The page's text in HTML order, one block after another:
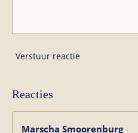
Verstuur reactie
Reacties
Marscha Smoorenburg